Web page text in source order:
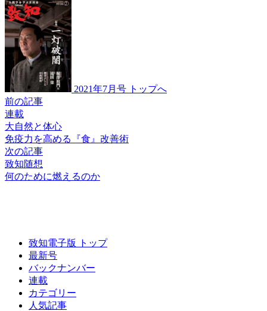
2021年7月号 トップへ
前の記事
連載
大自然と体心
免疫力を高める
『食』改善術
次の記事
致知随想
何のために燃えるのか
致知電子版 トップ
最新号
バックナンバー
連載
カテゴリー
人気記事